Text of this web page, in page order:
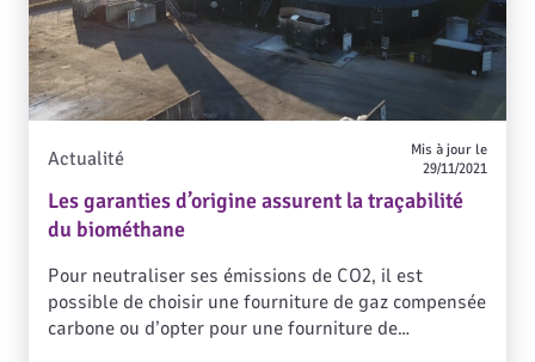
Les garanties d’origine assurent la traçabilité
du biométhane
Actualité
Mis à jour le
29/11/2021
Pour neutraliser ses émissions de CO2, il est
possible de choisir une fourniture de gaz compensée
carbone ou d’opter pour une fourniture de